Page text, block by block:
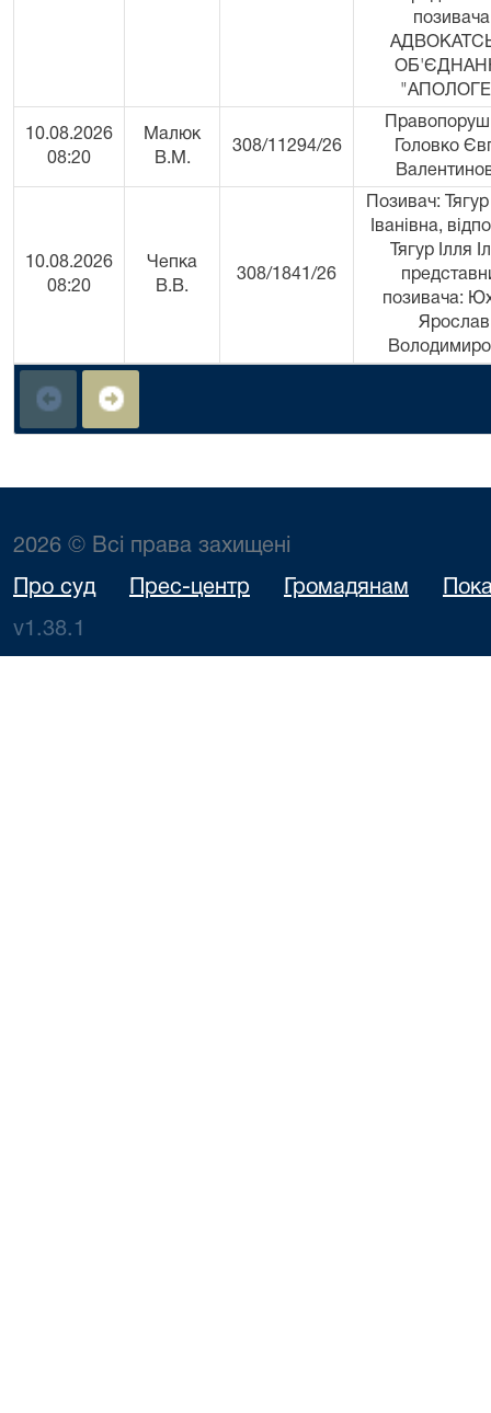
10.08.2026
08:20
Малюк
В.М.
308/11294/26
Головко
10.08.2026
08:20
Чепка
В.В.
308/1841/26
Позивач:
Іванівна,
Тягур Ілля
позивача:
Ярослав
2026 © Всі права захищені
Про суд Прес-центр Громадянам
v1.38.1